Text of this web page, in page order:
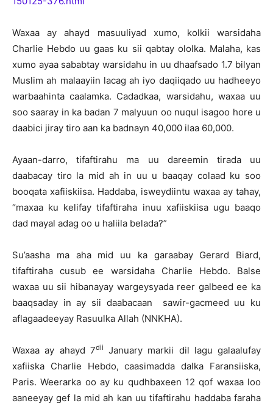
Waxaa ay ahayd masuuliyad xumo, kolkii warsidaha
Charlie Hebdo uu gaas ku sii qabtay ololka. Malaha, kas
xumo ayaa sababtay warsidahu in uu dhaafsado 1.7 bilyan
Muslim ah malaayiin lacag ah iyo daqiiqado uu hadheeyo
warbaahinta caalamka. Cadadkaa, warsidahu, waxaa uu
soo saaray in ka badan 7 malyuun oo nuqul isagoo hore u
daabici jiray tiro aan ka badnayn 40,000 ilaa 60,000.
Ayaan-darro, tifaftirahu ma uu dareemin tirada uu
daabacay tiro la mid ah in uu u baaqay colaad ku soo
booqata xafiiskiisa. Haddaba, isweydiintu waxaa ay tahay,
“maxaa ku kelifay tifaftiraha inuu xafiiskiisa ugu baaqo
dad mayal adag oo u haliila belada?”
Su’aasha ma aha mid uu ka garaabay Gerard Biard,
tifaftiraha cusub ee warsidaha Charlie Hebdo. Balse
waxaa uu sii hibanayay wargeysyada reer galbeed ee ka
baaqsaday in ay sii daabacaan sawir-gacmeed uu ku
aflagaadeeyay Rasuulka Allah (NNKHA).
Waxaa ay ahayd 7dii
January markii dil lagu galaalufay
xafiiska Charlie Hebdo, caasimadda dalka Faransiiska,
Paris. Weerarka oo ay ku qudhbaxeen 12 qof waxaa loo
aaneeyay gef la mid ah kan uu tifaftirahu haddaba faraha